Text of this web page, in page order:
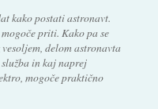
kako postati astronavt.
priti. Kako pa se
delom astronavta
in kaj naprej
mogoče praktično